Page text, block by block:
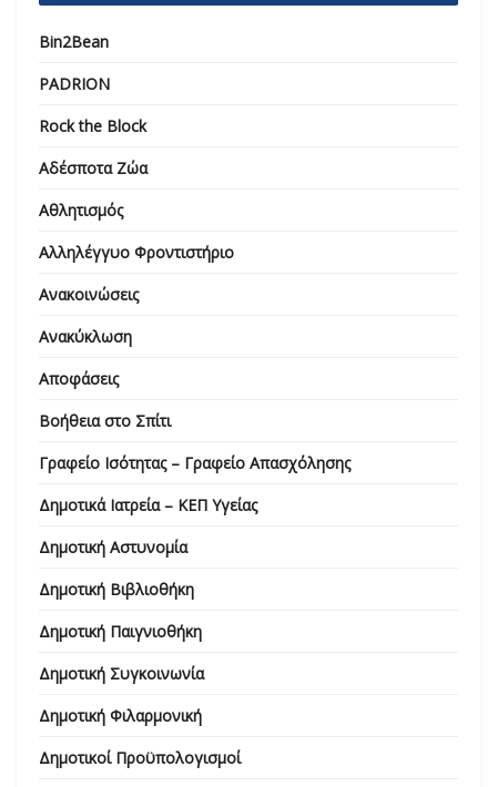
Bin2Bean
PADRION
Rock the Block
Αδέσποτα Ζώα
Αθλητισμός
Αλληλέγγυο Φροντιστήριο
Ανακοινώσεις
Ανακύκλωση
Αποφάσεις
Βοήθεια στο Σπίτι
Γραφείο Ισότητας – Γραφείο Απασχόλησης
Δημοτικά Ιατρεία – ΚΕΠ Υγείας
Δημοτική Αστυνομία
Δημοτική Βιβλιοθήκη
Δημοτική Παιγνιοθήκη
Δημοτική Συγκοινωνία
Δημοτική Φιλαρμονική
Δημοτικοί Προϋπολογισμοί